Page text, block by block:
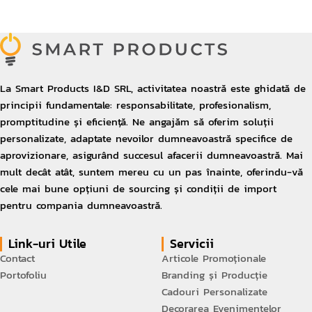
* Conținut educațional de specialitate - Au creat articole
tehnice, ghiduri de instalare și tutoriale video
domeniul auto.
Colaborarea cu Smar Products I&D a fost un factor
determinant în creșterea și succesul Diviziei Auto eMAG.
Recomand cu încredere acest partener de afaceri oricărei
companii care își propune să exceleze în sectorul auto
prin produse inovatoare și de înaltă calitate.
La Smart Products I&D SRL, activitatea noastră este ghidată de
principii fundamentale: responsabilitate, profesionalism,
promptitudine și eficiență. Ne angajăm să oferim soluții
personalizate, adaptate nevoilor dumneavoastră specifice de
aprovizionare, asigurând succesul afacerii dumneavoastră. Mai
mult decât atât, suntem mereu cu un pas înainte, oferindu-vă
cele mai bune opțiuni de sourcing și condiții de import
pentru compania dumneavoastră.
Link-uri Utile
Contact
Portofoliu
Servicii
Articole Promoționale
Branding și Producție
Cadouri Personalizate
Decorarea Evenimentelor